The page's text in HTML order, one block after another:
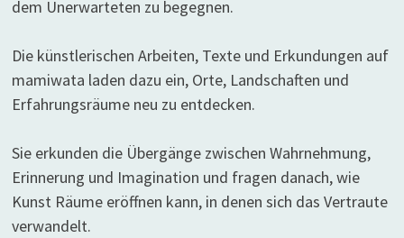
dem Unerwarteten zu begegnen.
Die künstlerischen Arbeiten, Texte und Erkundungen auf
mamiwata laden dazu ein, Orte, Landschaften und
Erfahrungsräume neu zu entdecken.
Sie erkunden die Übergänge zwischen Wahrnehmung,
Erinnerung und Imagination und fragen danach, wie
Kunst Räume eröffnen kann, in denen sich das Vertraute
verwandelt.